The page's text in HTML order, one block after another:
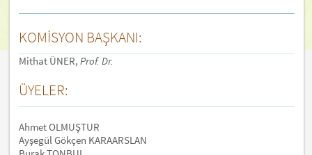
KOMİSYON BAŞKANI:
Mithat ÜNER,Prof. Dr.
ÜYELER:
Ahmet OLMUŞTUR
Ayşegül Gökçen KARAARSLAN